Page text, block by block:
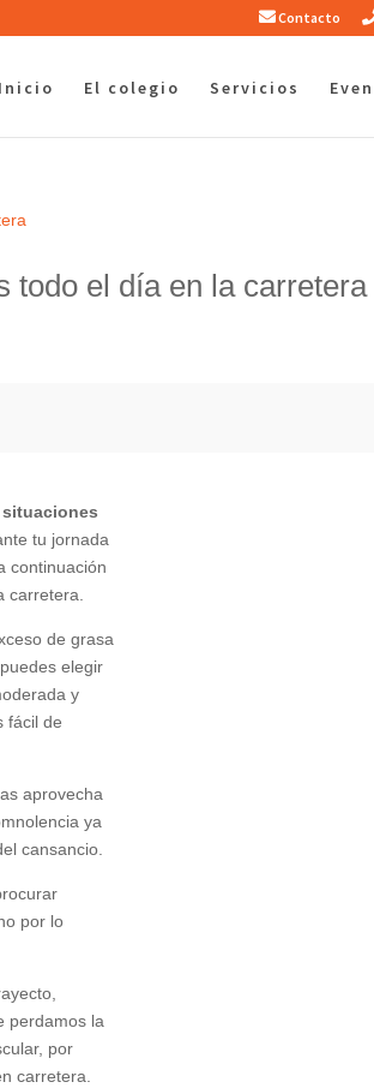
Contacto
Inicio El colegio Servicios
todo el día en la carretera
tu jornada
continuación
carretera.
de grasa
elegir
y
fácil de
aprovecha
ya
cansancio.
por lo
perdamos la
por
carretera.